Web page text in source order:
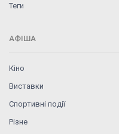
Теги
АФІША
Кіно
Виставки
Спортивні події
Різне